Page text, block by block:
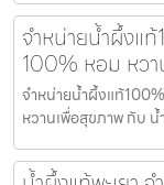
จำหน่ายน้ำผึ้งแ
100% หอม หว
จำหน่ายน้ำผึ้งแท้
หวานเพื่อสุขภาพ กับ